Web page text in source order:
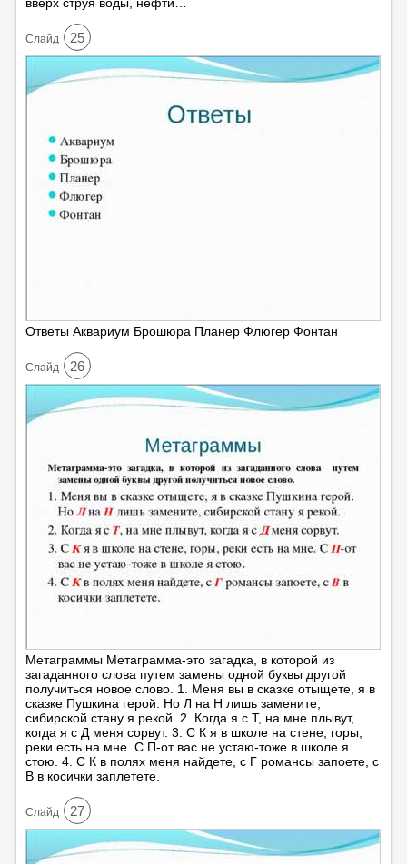
Cлайд 25
Ответы Аквариум Брошюра Планер Флюгер Фонтан
Cлайд 26
Метаграммы Метаграмма-это загадка, в которой из
загаданного слова путем замены одной буквы другой
получиться новое слово. 1. Меня вы в сказке отыщете, я в
сказке Пушкина герой. Но Л на Н лишь замените,
сибирской стану я рекой. 2. Когда я с Т, на мне плывут,
когда я с Д меня сорвут. 3. С К я в школе на стене, горы,
реки есть на мне. С П-от вас не устаю-тоже в школе я
стою. 4. С К в полях меня найдете, с Г романсы запоете, с
В в косички заплетете.
Cлайд 27